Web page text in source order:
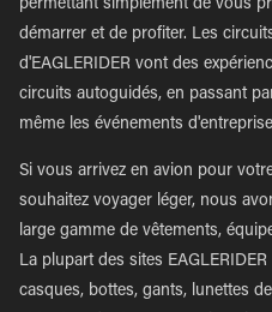
permettant simplement de vous
démarrer et de profiter. Les
d'EAGLERIDER vont des
circuits autoguidés, en passant
même les événements
Si vous arrivez en avion pour
souhaitez voyager léger, nous
large gamme de vêtements,
La plupart des sites
casques, bottes, gants, lunettes